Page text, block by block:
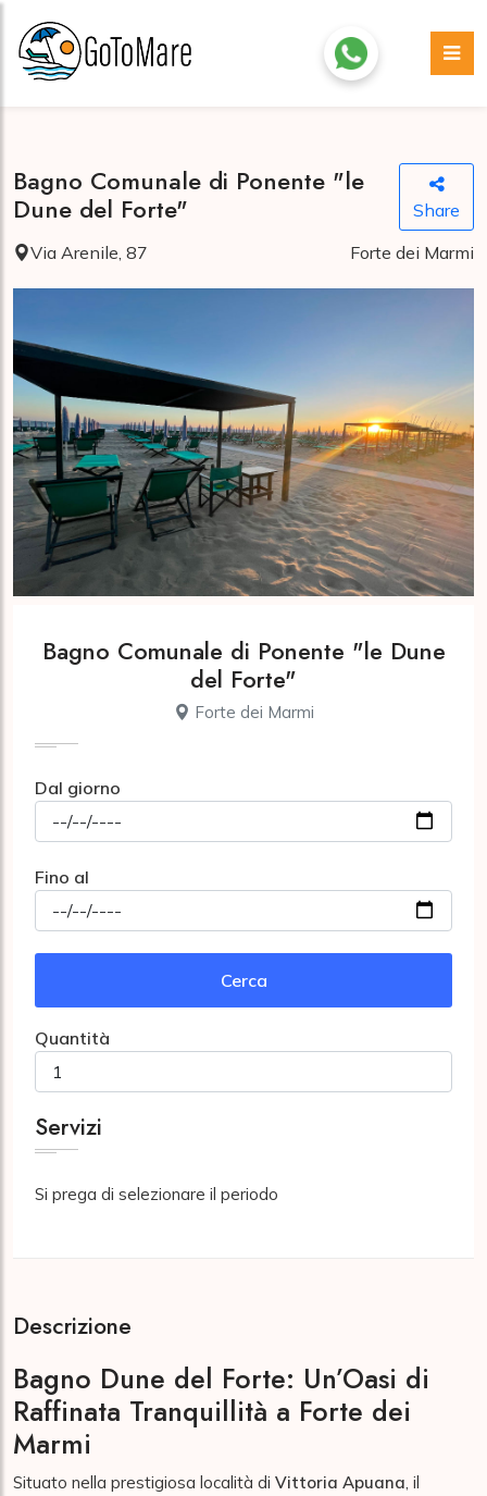
Bagno Comunale di Ponente "le
Dune del Forte"
Share
Via Arenile, 87
Forte dei Marmi
Bagno Comunale di Ponente "le Dune
del Forte"
Forte dei Marmi
Dal giorno
Fino al
Cerca
Quantità
Servizi
Si prega di selezionare il periodo
Descrizione
Bagno Dune del Forte: Un’Oasi di
Raffinata Tranquillità a Forte dei
Marmi
Situato nella prestigiosa località di Vittoria Apuana , il